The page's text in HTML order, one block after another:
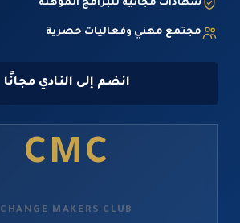
شهادات مجانية للبرامج المؤهلة
مجتمع مهني وفعاليات حصرية
انضم إلى النادي مجانًا
CMC
CHANGE MAKERS CLUB